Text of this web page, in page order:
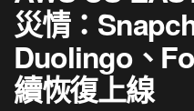
災情：
Duolingo、
續恢復上線